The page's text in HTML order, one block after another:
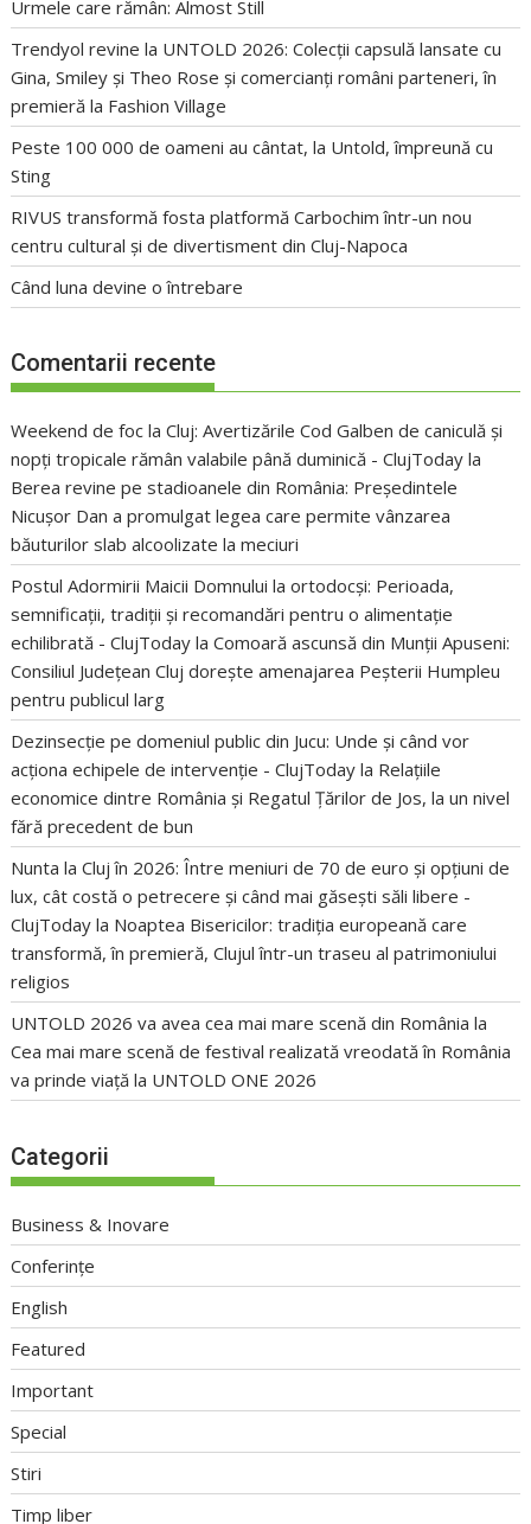
Urmele care rămân: Almost Still
Trendyol revine la UNTOLD 2026: Colecții capsulă lansate cu
Gina, Smiley și Theo Rose și comercianți români parteneri, în
premieră la Fashion Village
Peste 100 000 de oameni au cântat, la Untold, împreună cu
Sting
RIVUS transformă fosta platformă Carbochim într-un nou
centru cultural și de divertisment din Cluj-Napoca
Când luna devine o întrebare
Comentarii recente
Weekend de foc la Cluj: Avertizările Cod Galben de caniculă și
nopți tropicale rămân valabile până duminică - ClujToday la
Berea revine pe stadioanele din România: Președintele
Nicușor Dan a promulgat legea care permite vânzarea
băuturilor slab alcoolizate la meciuri
Postul Adormirii Maicii Domnului la ortodocși: Perioada,
semnificații, tradiții și recomandări pentru o alimentație
echilibrată - ClujToday laComoară ascunsă din Munții Apuseni:
Consiliul Județean Cluj dorește amenajarea Peșterii Humpleu
pentru publicul larg
Dezinsecție pe domeniul public din Jucu: Unde și când vor
acționa echipele de intervenție - ClujToday la Relațiile
economice dintre România și Regatul Țărilor de Jos, la un nivel
fără precedent de bun
Nunta la Cluj în 2026: Între meniuri de 70 de euro și opțiuni de
lux, cât costă o petrecere și când mai găsești săli libere -
ClujToday la Noaptea Bisericilor: tradiția europeană care
transformă, în premieră, Clujul într-un traseu al patrimoniului
religios
UNTOLD 2026 va avea cea mai mare scenă din România la
Cea mai mare scenă de festival realizată vreodată în România
va prinde viață la UNTOLD ONE 2026
Categorii
Business & Inovare
Conferințe
English
Featured
Important
Special
Stiri
Timp liber